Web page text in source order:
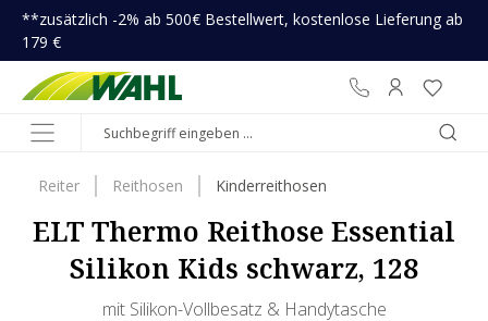
springen
**zusätzlich -2% ab 500€ Bestellwert, kostenlose Lieferung ab
179 €
Reiter Reithosen Kinderreithosen
ELT Thermo Reithose Essential
Silikon Kids schwarz, 128
mit Silikon-Vollbesatz & Handytasche